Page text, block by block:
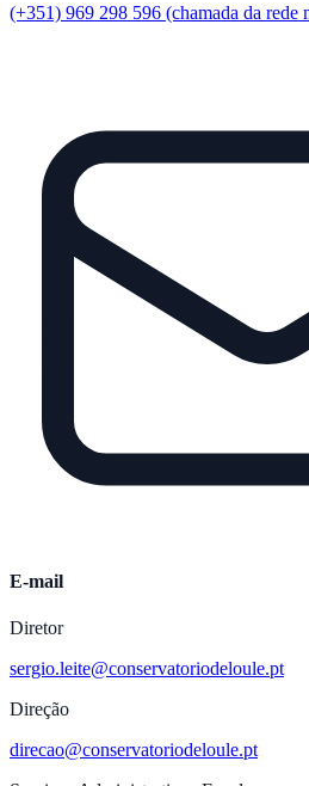
(+351) 969 298 596 (chamada da rede
E-mail
Diretor
sergio.leite@conservatoriodeloule.pt
Direção
direcao@conservatoriodeloule.pt